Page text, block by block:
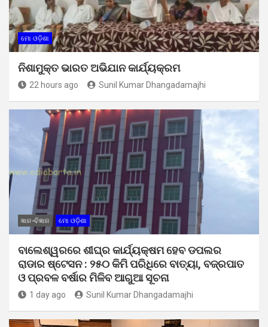
ମୋ ଓଡ଼ିଶା
ନିଶାମୁକ୍ତ ଭାରତ ଅଭିଯାନ କାର୍ଯ୍ୟକ୍ରମ
22 hours ago Sunil Kumar Dhangadamajhi
ଜ୍ଞାନ-ବିଜ୍ଞାନ ମୋ ଓଡ଼ିଶା
ବାଲେଶ୍ୱରରେ ଶୀଘ୍ର କାର୍ଯ୍ୟକ୍ଷମ ହେବ ଡପଲର
ରାଡାର ଷ୍ଟେସନ : ୨୫୦ କିମି ପରିଧିରେ ବାତ୍ୟା, ବଜ୍ରପାତ
ଓ ପ୍ରବଳ ବର୍ଷାର ମିଳିବ ଆଗୁଆ ସୂଚନା
1 day ago Sunil Kumar Dhangadamajhi